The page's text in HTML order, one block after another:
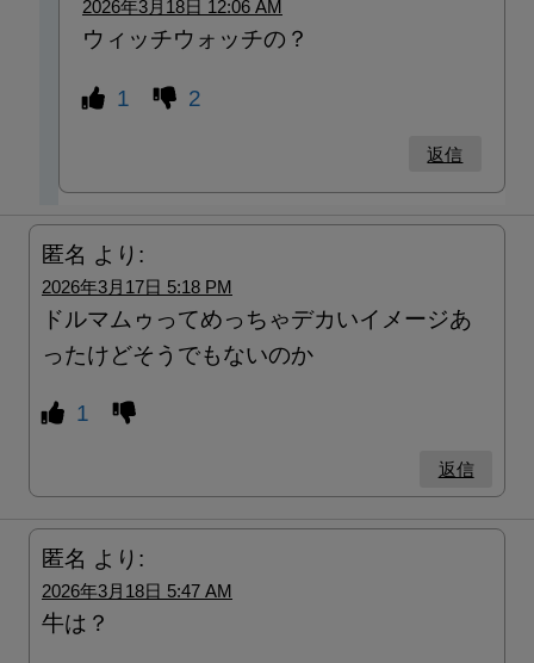
2026年3月18日 12:06 AM
ウィッチウォッチの？
1 2
返信
匿名 より:
2026年3月17日 5:18 PM
ドルマムゥってめっちゃデカいイメージあ
ったけどそうでもないのか
1
返信
匿名 より:
2026年3月18日 5:47 AM
牛は？